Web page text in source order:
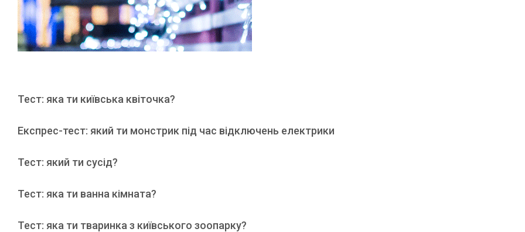
Тест: яка ти київська квіточка?
Експрес-тест: який ти монстрик під час відключень електрики
Тест: який ти сусід?
Тест: яка ти ванна кімната?
Тест: яка ти тваринка з київського зоопарку?